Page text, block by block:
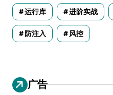
运行库 进阶实战
防注入 风控
广告